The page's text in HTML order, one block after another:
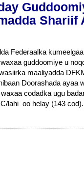
Shariif
Federaalka
guddoomiye u
maaliyadda
Doorashada ayaa
codadka ugu
lahi oo helay (143